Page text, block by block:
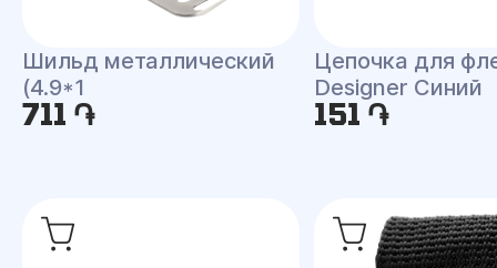
Шильд металлический
(4.9*1
711 ֏
Цепочка для
Designer Синий
151 ֏